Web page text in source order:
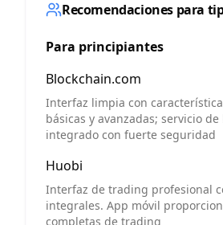
Recomendaciones para
Para principiantes
Blockchain.com
Interfaz limpia con
básicas y avanzadas; servicio
integrado con fuerte seguridad
Huobi
Interfaz de trading profesional
integrales. App móvil
completas de trading